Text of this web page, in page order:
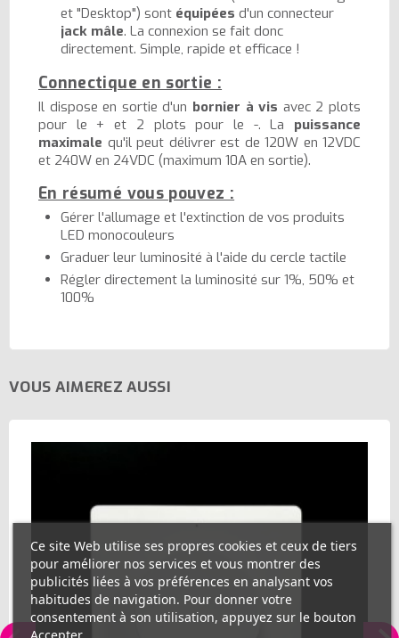
et "Desktop") sont équipées d'un connecteur
jack mâle. La connexion se fait donc
directement. Simple, rapide et efficace !
Connectique en sortie :
Il dispose en sortie d'un bornier à vis avec 2 plots
pour le + et 2 plots pour le -. La puissance
maximale qu'il peut délivrer est de 120W en 12VDC
et 240W en 24VDC (maximum 10A en sortie).
En résumé vous pouvez :
Gérer l'allumage et l'extinction de vos produits
LED monocouleurs
Graduer leur luminosité à l'aide du cercle tactile
Régler directement la luminosité sur 1%, 50% et
100%
VOUS AIMEREZ AUSSI
Ce site Web utilise ses propres cookies et ceux de tiers
pour améliorer nos services et vous montrer des
publicités liées à vos préférences en analysant vos
habitudes de navigation. Pour donner votre
consentement à son utilisation, appuyez sur le bouton
Accepter.